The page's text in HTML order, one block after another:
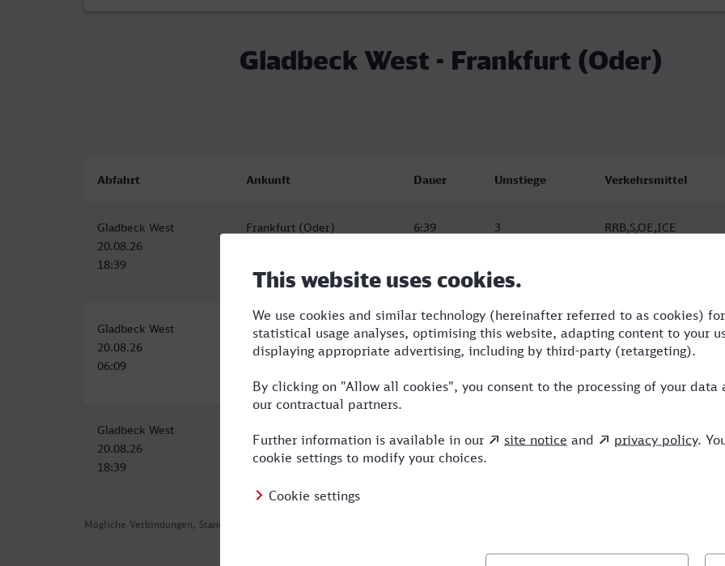
Gladbeck West - Frankfurt (Oder)
Mögliche Verbindungen, Stand: 2026-08-06 09:20
Abfahrt Ankunft Dauer Umstiege Verkehrsmittel
Gladbeck West
20.08.26
18:39
Frankfurt (Oder)
6:39 3 RRB,S,OE,ICE
Gladbeck West
20.08.26
06:09
Frankfurt (Oder)
20.08.26
8:41 3 RRB,RE,ICE,NEB
Gladbeck West
20.08.26
18:39
21.08.26
05:22